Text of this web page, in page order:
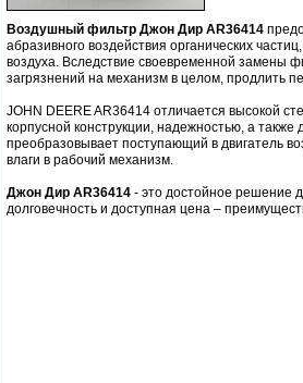
Воздушный фильтр Джон Дир AR36414
абразивного воздействия органических
воздуха. Вследствие своевременной замены
загрязнений на механизм в целом, продлить
JOHN DEERE AR36414 отличается высокой
корпусной конструкции, надежностью, а
преобразовывает поступающий в двигатель
влаги в рабочий механизм.
Джон Дир AR36414 - это достойное решение
долговечность и доступная цена –